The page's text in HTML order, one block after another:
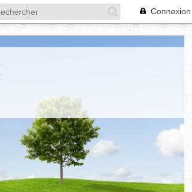
Connexion